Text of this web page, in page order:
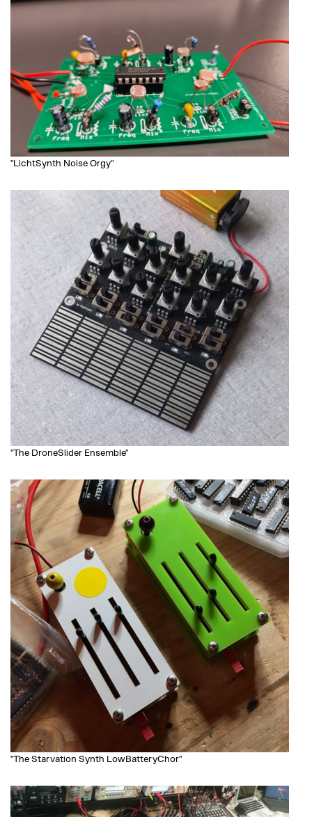
"LichtSynth Noise Orgy"
"The DroneSlider Ensemble"
"The Starvation Synth LowBatteryChor"